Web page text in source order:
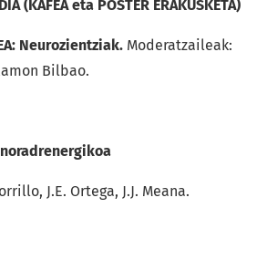
(KAFEA eta POSTER ERAKUSKETA)
Neurozientziak. Moderatzaileak:
Bilbao.
J.E. Ortega, J.J. Meana.